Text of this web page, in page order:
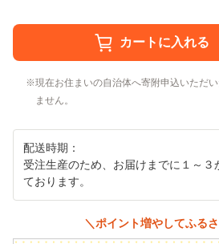
現在お住まいの自治体へ寄附申込いただ
ません。
配送時期：
受注生産のため、お届けまでに１～３
ております。
＼ポイント増やしてふる